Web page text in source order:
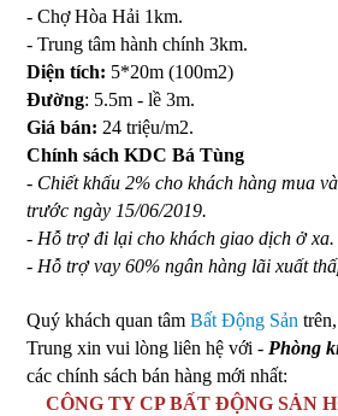
- Chợ Hòa Hải 1km.
- Trung tâm hành chính 3km.
Diện tích: 5*20m (100m2)
Đường: 5.5m - lề 3m.
Giá bán: 24 triệu/m2.
Chính sách KDC Bá Tùng
- Chiết khấu 2% cho khách hàng mua
trước ngày 15/06/2019.
- Hỗ trợ đi lại cho khách giao dịch ở xa.
- Hỗ trợ vay 60% ngân hàng lãi xuất
Quý khách quan tâm Bất Động Sản
Trung xin vui lòng liên hệ với - Phòng
các chính sách bán hàng mới nhất:
CÔNG TY CP BẤT ĐỘNG SẢN